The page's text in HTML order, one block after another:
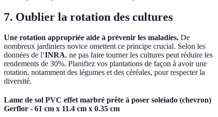
7. Oublier la rotation des cultures
Une rotation appropriée aide à prévenir les maladies. De
nombreux jardiniers novice omettent ce principe crucial. Selon les
données de l’INRA, ne pas faire tourner les cultures peut réduire les
rendements de 30%. Planifiez vos plantations de façon à avoir une
rotation, notamment des légumes et des céréales, pour respecter la
diversité.
Lame de sol PVC effet marbré prête à poser soleiado (chevron)
Gerflor - 61 cm x 11.4 cm x 0.35 cm